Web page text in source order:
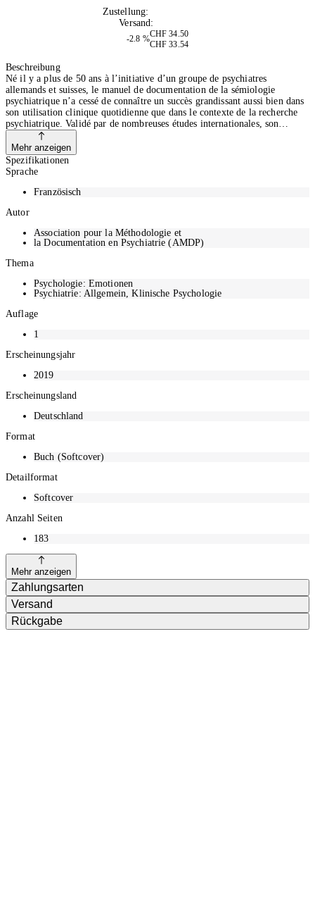
Zustellung:
Versand:
-2.8 %
CHF 34.50
CHF 33.54
Beschreibung
Né il y a plus de 50 ans à l’initiative d’un groupe de psychiatres
allemands et suisses, le manuel de documentation de la sémiologie
psychiatrique n’a cessé de connaître un succès grandissant aussi bien dans
son utilisation clinique quotidienne que dans le contexte de la recherche
psychiatrique. Validé par de nombreuses études internationales, son
objectif est de mettre à disposition des psychiatres, des psychologues et
des étudiants, un système standardisé et descriptif de la sémiologie des
maladies mentales. On y définit et décrit avec précision 100 symptômes
psychiques et 40 symptômes somatiques.
Mehr anzeigen
Spezifikationen
Sprache
Französisch
Autor
Association pour la Méthodologie et
la Documentation en Psychiatrie (AMDP)
Thema
Psychologie: Emotionen
Psychiatrie: Allgemein, Klinische Psychologie
Auflage
1
Erscheinungsjahr
2019
Erscheinungsland
Deutschland
Format
Buch (Softcover)
Detailformat
Softcover
Anzahl Seiten
183
Mehr anzeigen
Zahlungsarten
Versand
Rückgabe